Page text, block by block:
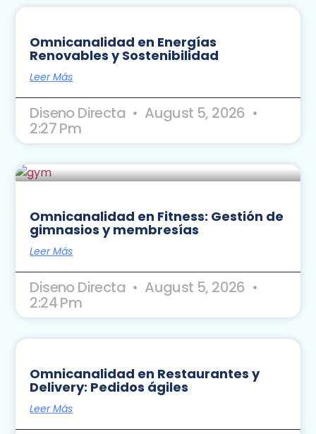
Omnicanalidad en Energías
Renovables y Sostenibilidad
Leer Más
Diseno Directa August 5, 2026
2:27 Pm
Omnicanalidad en Fitness: Gestión de
gimnasios y membresías
Leer Más
Diseno Directa August 5, 2026
2:24 Pm
Omnicanalidad en Restaurantes y
Delivery: Pedidos ágiles
Leer Más